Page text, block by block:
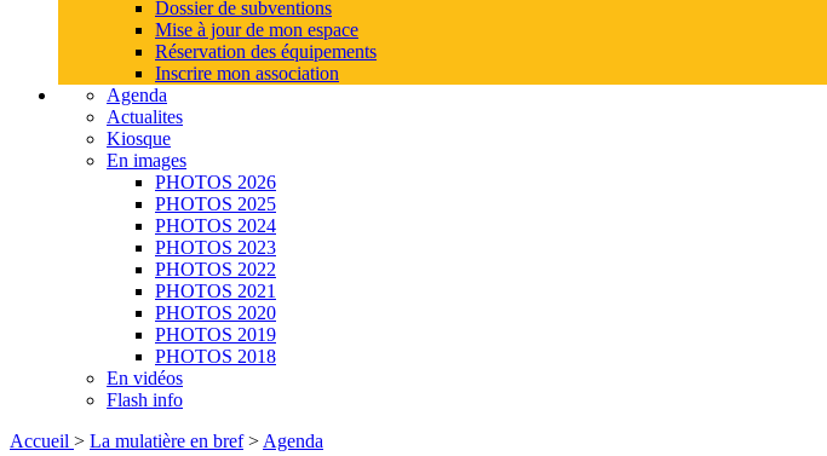
Dossier de subventions
Mise à jour de mon espace
Réservation des équipements
Inscrire mon association
Agenda
Actualites
Kiosque
En images
PHOTOS 2026
PHOTOS 2025
PHOTOS 2024
PHOTOS 2023
PHOTOS 2022
PHOTOS 2021
PHOTOS 2020
PHOTOS 2019
PHOTOS 2018
En vidéos
Flash info
Accueil > La mulatière en bref > Agenda